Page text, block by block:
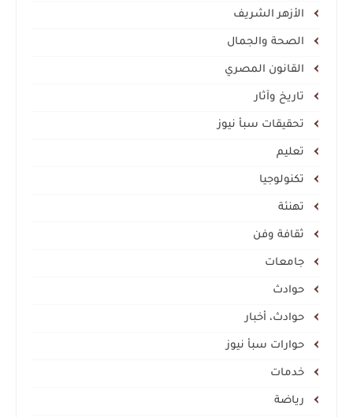
الأزهر الشريف
الصحة والجمال
القانون المصري
تاريخ وآثار
تحقيقات سبأ نيوز
تعليم
تكنولوجيا
تهنئة
ثقافة وفن
جامعات
حوادث
حوادث، أخبار
حوارات سبأ نيوز
خدمات
رياضة